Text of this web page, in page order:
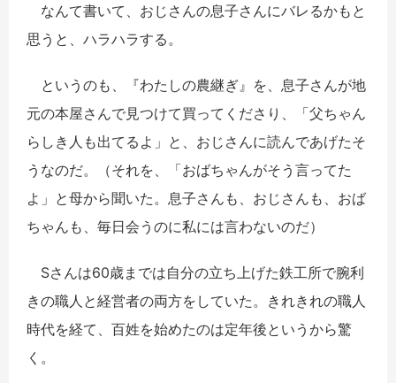
なんて書いて、おじさんの息子さんにバレるかもと
思うと、ハラハラする。
というのも、『わたしの農継ぎ』を、息子さんが地
元の本屋さんで見つけて買ってくださり、「父ちゃん
らしき人も出てるよ」と、おじさんに読んであげたそ
うなのだ。（それを、「おばちゃんがそう言ってた
よ」と母から聞いた。息子さんも、おじさんも、おば
ちゃんも、毎日会うのに私には言わないのだ）
Sさんは60歳までは自分の立ち上げた鉄工所で腕利
きの職人と経営者の両方をしていた。きれきれの職人
時代を経て、百姓を始めたのは定年後というから驚
く。